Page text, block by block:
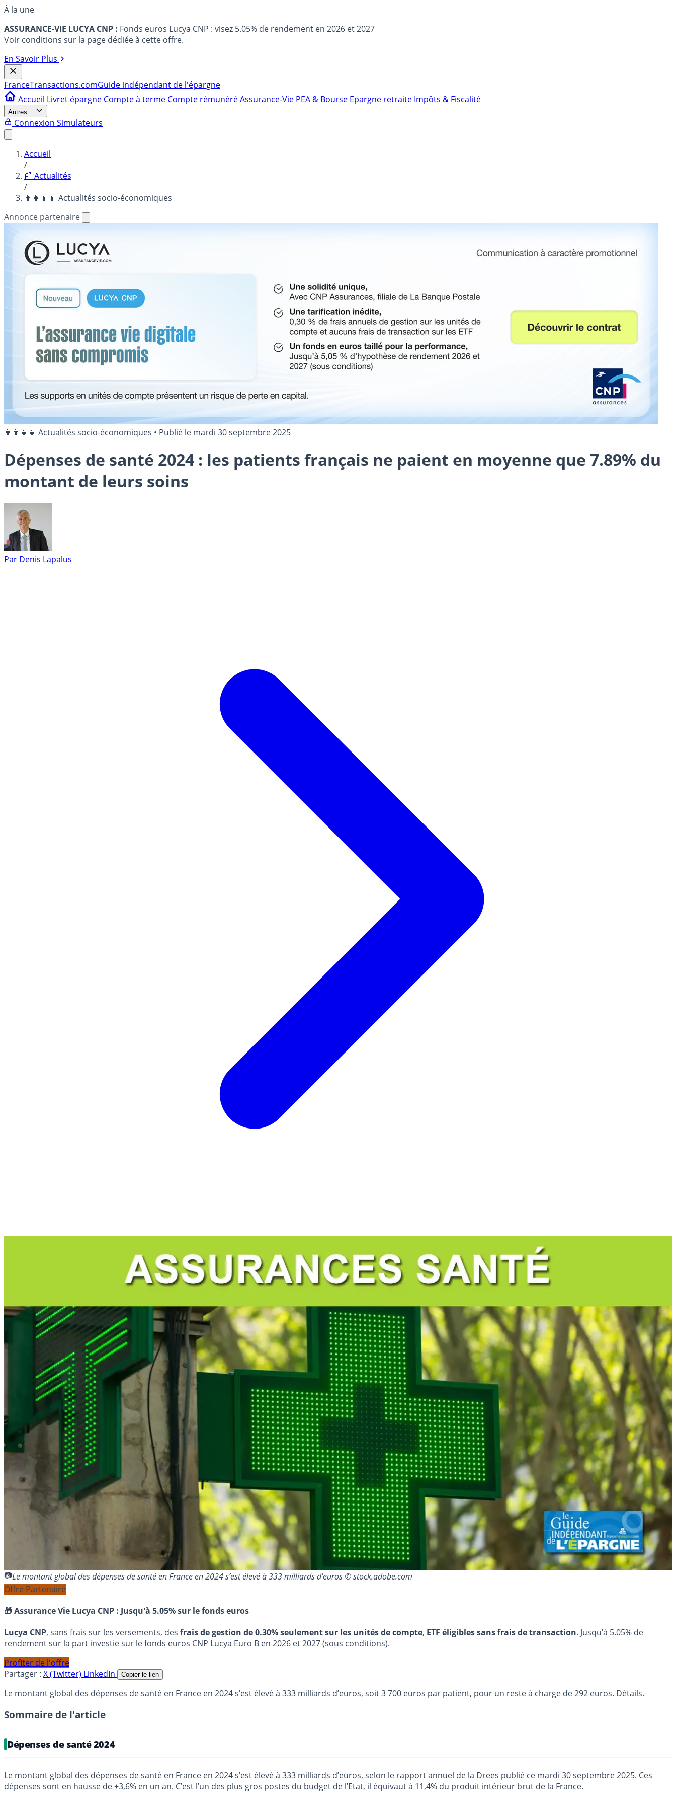
À la une
ASSURANCE-VIE LUCYA CNP : Fonds euros Lucya CNP : visez 5.05% de rendement en 2026 et 2027
Voir conditions sur la page dédiée à cette offre.
En Savoir Plus
FranceTransactions.comGuide indépendant de l'épargne
Accueil Livret épargne Compte à terme Compte rémunéréAssurance-Vie PEA & Bourse Epargne retraite Impôts & Fiscalité
Autres...
Connexion Simulateurs
Accueil
/
📰 Actualités
/
👨‍👩‍👧‍👧 Actualités socio-économiques
Annonce partenaire
👨‍👩‍👧‍👧 Actualités socio-économiques • Publié le mardi 30 septembre 2025
Dépenses de santé 2024 : les patients français ne paient en moyenne que 7.89% du
montant de leurs soins
Par Denis Lapalus
Le montant global des dépenses de santé en France en 2024 s’est élevé à 333 milliards d’euros © stock.adobe.com
Offre Partenaire
🎁 Assurance Vie Lucya CNP : Jusqu'à 5.05% sur le fonds euros
Lucya CNP, sans frais sur les versements, des frais de gestion de 0.30% seulement sur les unités de compte, ETF éligibles sans frais de transaction. Jusqu’à 5.05% de
rendement sur la part investie sur le fonds euros CNP Lucya Euro B en 2026 et 2027 (sous conditions).
Profiter de l'offre
Partager : X (Twitter) LinkedIn Copier le lien
Le montant global des dépenses de santé en France en 2024 s’est élevé à 333 milliards d’euros, soit 3 700 euros par patient, pour un reste à charge de 292 euros. Détails.
Sommaire de l'article
Dépenses de santé 2024
Le montant global des dépenses de santé en France en 2024 s’est élevé à 333 milliards d’euros, selon le rapport annuel de la Drees publié ce mardi 30 septembre 2025. Ces
dépenses sont en hausse de +3,6% en un an. C’est l’un des plus gros postes du budget de l’Etat, il équivaut à 11,4% du produit intérieur brut de la France.